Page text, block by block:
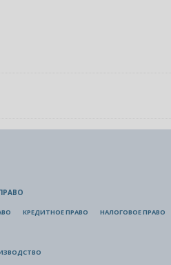
КРЕДИТНОЕ ПРАВО НАЛОГОВОЕ ПРАВО